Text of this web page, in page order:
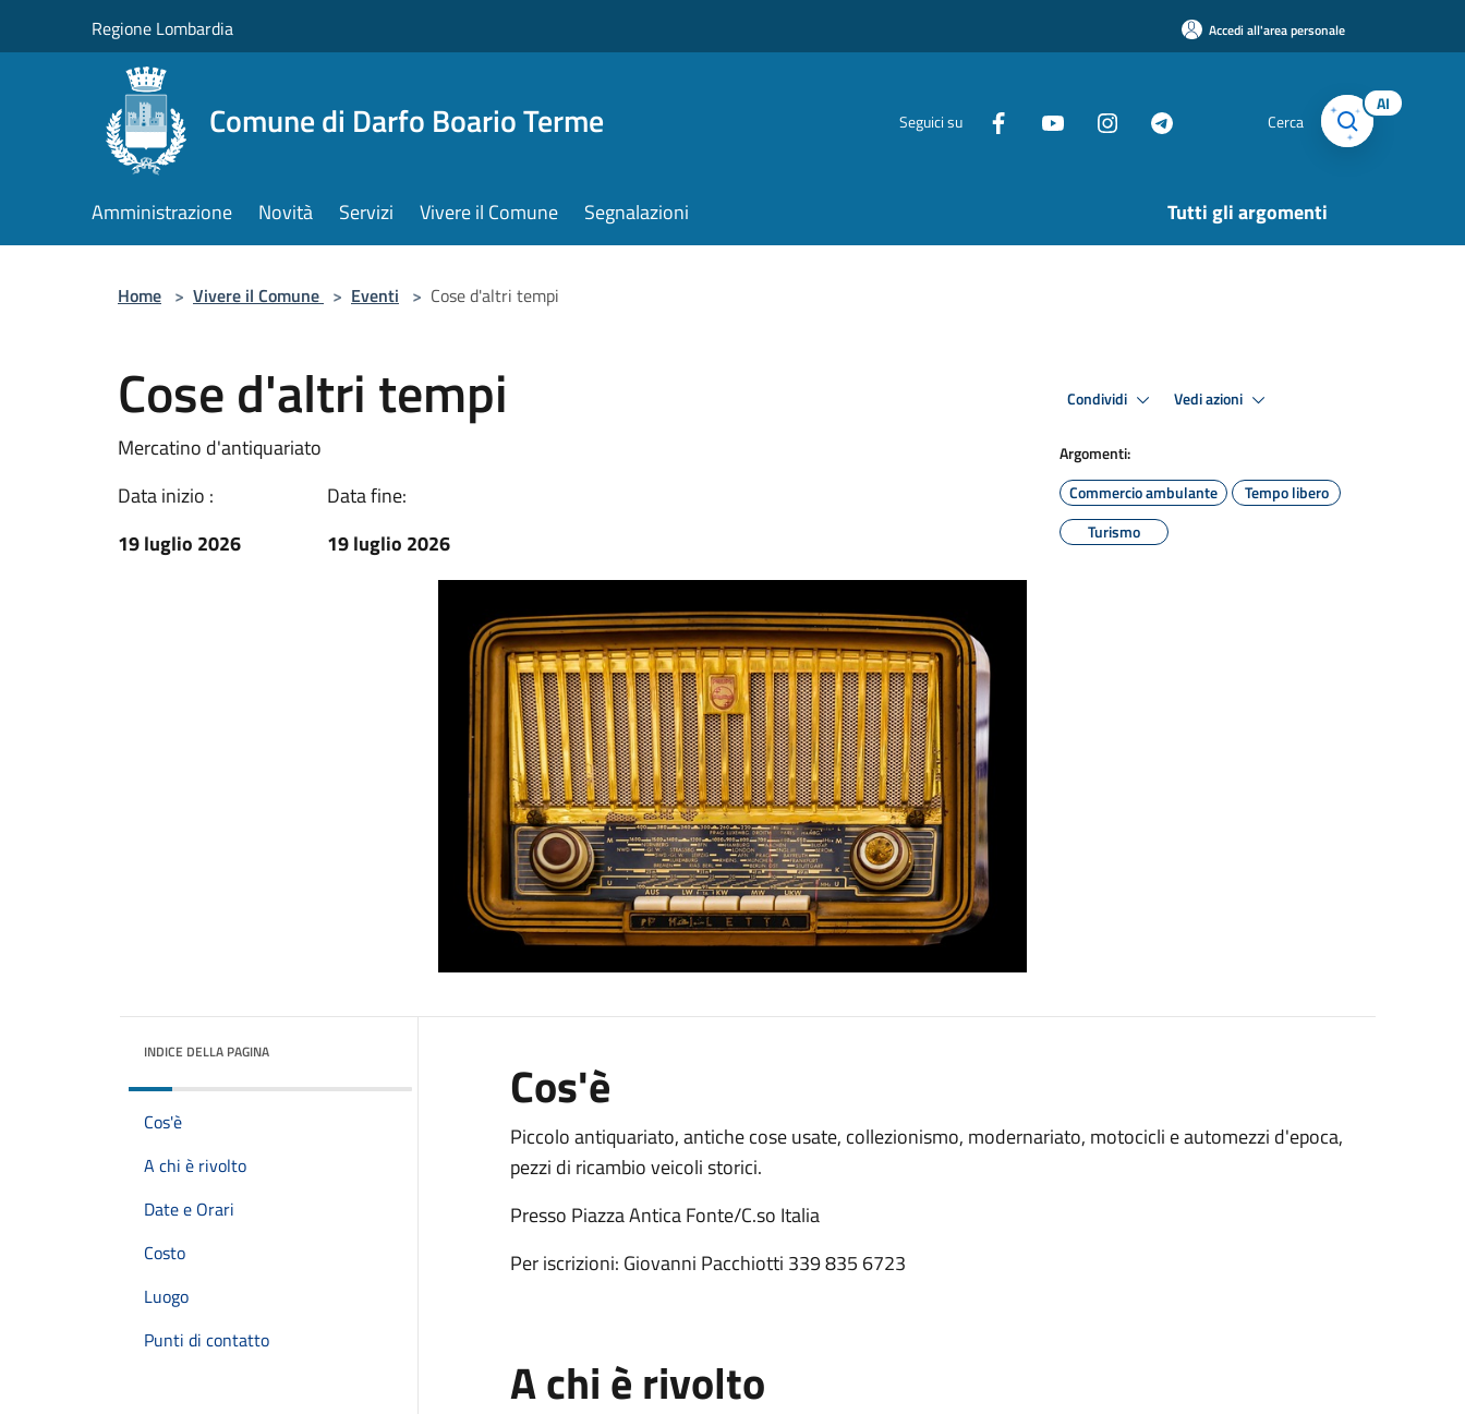
Regione Lombardia Accedi all'area personale
Comune di Darfo Boario Terme Seguici su Cerca
AI
Amministrazione Novità Servizi Vivere il Comune Segnalazioni Tutti gli argomenti
Home > Vivere il Comune > Eventi > Cose d'altri tempi
Cose d'altri tempi
Mercatino d'antiquariato
Data inizio :
19 luglio 2026
Data fine:
19 luglio 2026
Condividi Vedi azioni
Argomenti:
Commercio ambulante
Tempo libero
Turismo
INDICE DELLA PAGINA
Cos'è
A chi è rivolto
Date e Orari
Costo
Luogo
Punti di contatto
Cos'è
Piccolo antiquariato, antiche cose usate, collezionismo, modernariato, motocicli e automezzi d'epoca,
pezzi di ricambio veicoli storici.
Presso Piazza Antica Fonte/C.so Italia
Per iscrizioni: Giovanni Pacchiotti 339 835 6723
A chi è rivolto